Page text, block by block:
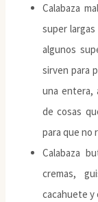
Calabaza
super
algunos
sirven para
una entera,
de cosas
para que no
Calabaza
cremas,
cacahuete y